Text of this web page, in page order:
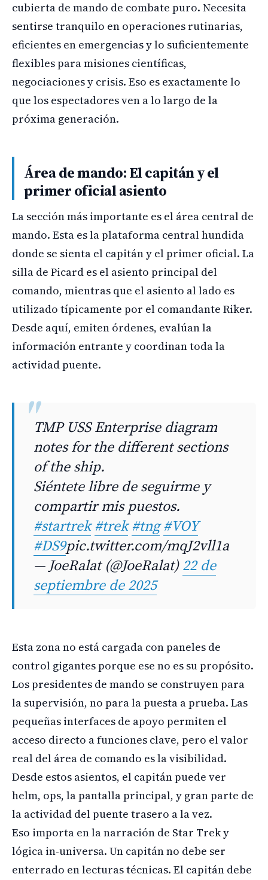
cubierta de mando de combate puro. Necesita
sentirse tranquilo en operaciones rutinarias,
eficientes en emergencias y lo suficientemente
flexibles para misiones científicas,
negociaciones y crisis. Eso es exactamente lo
que los espectadores ven a lo largo de la
próxima generación.
Área de mando: El capitán y el
primer oficial asiento
La sección más importante es el área central de
mando. Esta es la plataforma central hundida
donde se sienta el capitán y el primer oficial. La
silla de Picard es el asiento principal del
comando, mientras que el asiento al lado es
utilizado típicamente por el comandante Riker.
Desde aquí, emiten órdenes, evalúan la
información entrante y coordinan toda la
actividad puente.
TMP USS Enterprise diagram
notes for the different sections
of the ship.
Siéntete libre de seguirme y
compartir mis puestos.
#startrek #trek #tng #VOY
#DS9pic.twitter.com/mqJ2vll1a
— JoeRalat (@JoeRalat)22 de
septiembre de 2025
Esta zona no está cargada con paneles de
control gigantes porque ese no es su propósito.
Los presidentes de mando se construyen para
la supervisión, no para la puesta a prueba. Las
pequeñas interfaces de apoyo permiten el
acceso directo a funciones clave, pero el valor
real del área de comando es la visibilidad.
Desde estos asientos, el capitán puede ver
helm, ops, la pantalla principal, y gran parte de
la actividad del puente trasero a la vez.
Eso importa en la narración de Star Trek y
lógica in-universa. Un capitán no debe ser
enterrado en lecturas técnicas. El capitán debe